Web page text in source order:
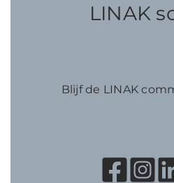
LINAK
Blijf de LINAK